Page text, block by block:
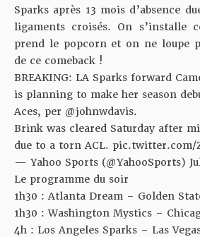
Sparks après 13 mois d’absence
ligaments croisés. On s’installe
prend le popcorn et on ne loupe
de ce comeback !
BREAKING: LA Sparks forward
is planning to make her season
Aces, per @johnwdavis.
Brink was cleared Saturday after
due to a torn ACL. pic.twitter.com/
— Yahoo Sports (@YahooSports)
Le programme du soir
1h30 : Atlanta Dream – Golden
1h30 :Washington Mystics –
4h : Los Angeles Sparks – Las